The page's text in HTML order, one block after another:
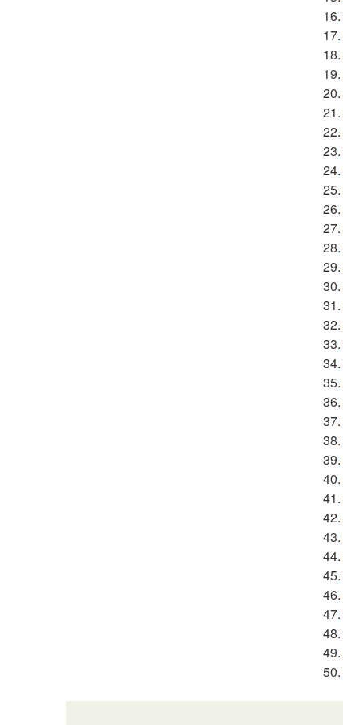
16.
17.
18.
19.
20.
21.
22.
23.
24.
25.
26.
27.
28.
29.
30.
31.
32.
33.
34.
35.
36.
37.
38.
39.
40.
41.
42.
43.
44.
45.
46.
47.
48.
49.
50.